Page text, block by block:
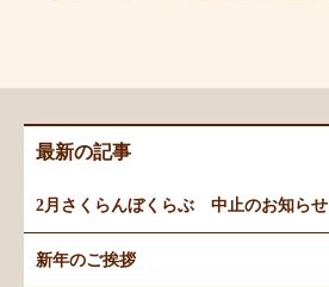
最新の記事
2月さくらんぼくらぶ 中止のお知らせ
新年のご挨拶